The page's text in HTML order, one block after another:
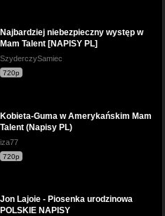
Najbardziej niebezpieczny występ w
Mam Talent [NAPISY PL]
SzyderczySamiec
720p
Kobieta-Guma w Amerykańskim Mam
Talent (Napisy PL)
iza77
720p
Jon Lajoie - Piosenka urodzinowa
POLSKIE NAPISY